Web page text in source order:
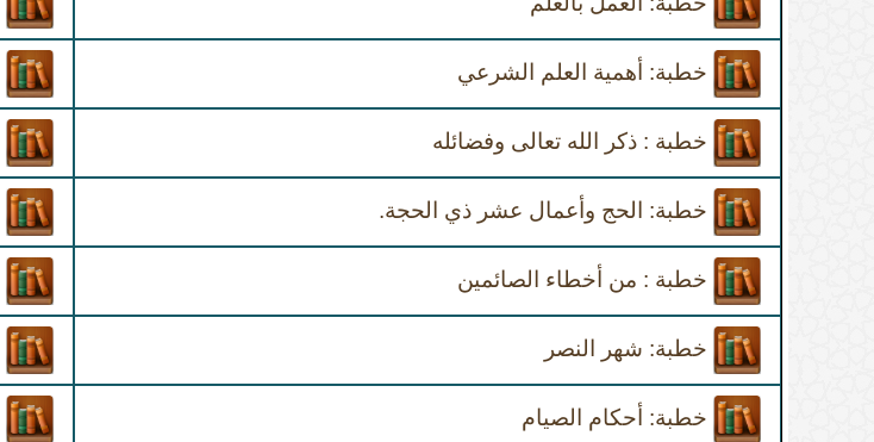
خطبة: أهمية العلم الشرعي
خطبة : ذكر الله تعالى وفضائله
خطبة: الحج وأعمال عشر ذي الحجة.
خطبة : من أخطاء الصائمين
خطبة: شهر النصر
خطبة: أحكام الصيام